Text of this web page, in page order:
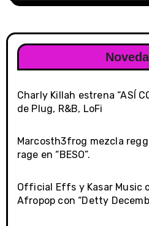
Charly Killah estrena “ASÍ
de Plug, R&B, LoFi
Marcosth3frog mezcla
rage en “BESO”.
Official Effs y Kasar Music
Afropop con “Detty